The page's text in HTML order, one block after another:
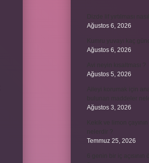
Ağustos 6, 2026
Ağustos 6, 2026
Ağustos 5, 2026
Ağustos 3, 2026
Temmuz 25, 2026